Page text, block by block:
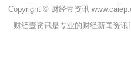
Copyright © 财经壹资讯
财经壹资讯是专业的财经新闻资